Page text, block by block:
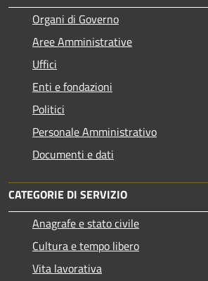
Organi di Governo
Aree Amministrative
Uffici
Enti e fondazioni
Politici
Personale Amministrativo
Documenti e dati
CATEGORIE DI SERVIZIO
Anagrafe e stato civile
Cultura e tempo libero
Vita lavorativa